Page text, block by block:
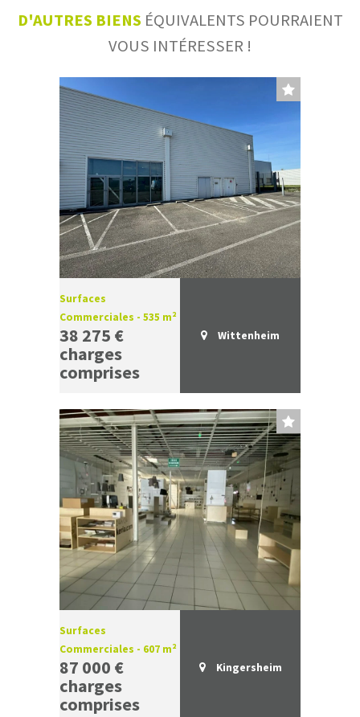
D'AUTRES BIENS ÉQUIVALENTS POURRAIENT
VOUS INTÉRESSER !
Surfaces
Commerciales - 535 m²
38 275 €
charges
comprises
Wittenheim
Surfaces
Commerciales - 607 m²
87 000 €
charges
comprises
Kingersheim